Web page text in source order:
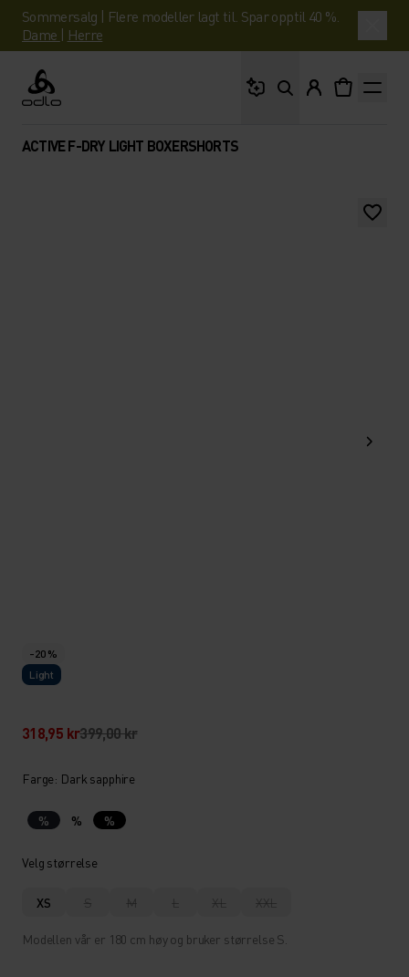
Sommersalg | Flere modeller lagt til. Spar opptil 40 %.
Dame | Herre
Odlo
ACTIVE F-DRY LIGHT BOXERSHORTS
-20 %
Light
318,95 kr399,00 kr
Farge: Dark sapphire
% % %
Velg størrelse
XS S M L XL XXL
Modellen vår er 180 cm høy og bruker størrelse S.